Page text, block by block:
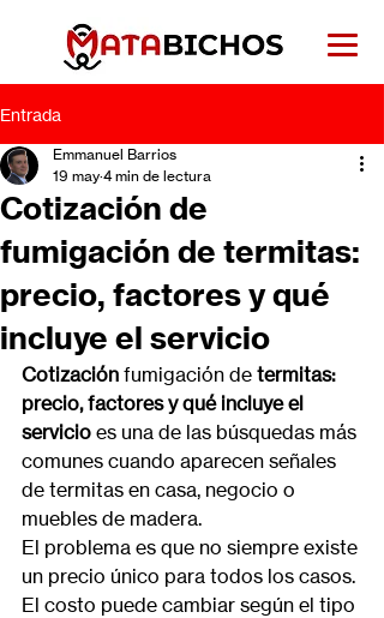
Entrada
Cotización de
fumigación de termitas:
precio, factores y qué
incluye el servicio
Emmanuel Barrios
19 may 4 min de lectura
Cotización fumigación de termitas:
precio, factores y qué incluye el
servicio es una de las búsquedas más
comunes cuando aparecen señales
de termitas en casa, negocio o
muebles de madera.
El problema es que no siempre existe
un precio único para todos los casos.
El costo puede cambiar según el tipo